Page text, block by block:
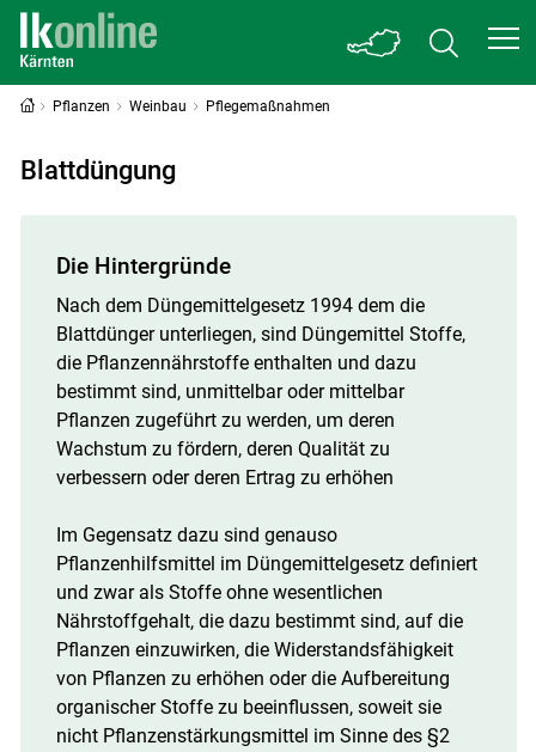
Pflanzen Weinbau Pflegemaßnahmen
Blattdüngung
Die Hintergründe
Nach dem Düngemittelgesetz 1994 dem die
Blattdünger unterliegen, sind Düngemittel Stoffe,
die Pflanzennährstoffe enthalten und dazu
bestimmt sind, unmittelbar oder mittelbar
Pflanzen zugeführt zu werden, um deren
Wachstum zu fördern, deren Qualität zu
verbessern oder deren Ertrag zu erhöhen
Im Gegensatz dazu sind genauso
Pflanzenhilfsmittel im Düngemittelgesetz definiert
und zwar als Stoffe ohne wesentlichen
Nährstoffgehalt, die dazu bestimmt sind, auf die
Pflanzen einzuwirken, die Widerstandsfähigkeit
von Pflanzen zu erhöhen oder die Aufbereitung
organischer Stoffe zu beeinflussen, soweit sie
nicht Pflanzenstärkungsmittel im Sinne des §2